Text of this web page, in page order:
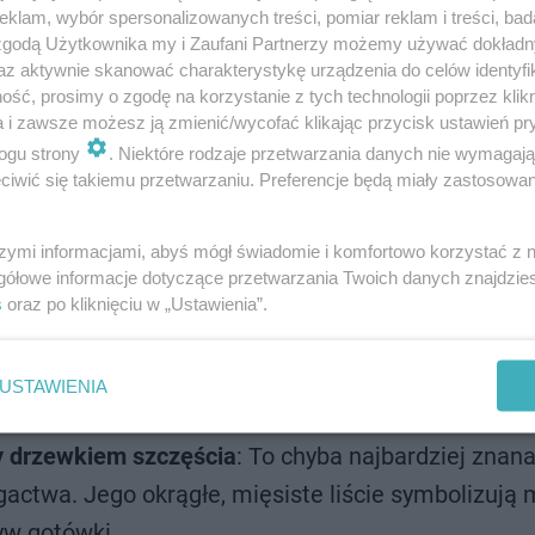
mieszkanie zamieni się w skarbiec. Jednak, zgodnie z
w naszym otoczeniu, tworząc harmonijną atmosferę
możemy świadomie wybierać rośliny, które będą nie
życia. Które rośliny wybrać, aby przyciągnąć
nie wiedząc nawet o tym, iż mogą pełnić rolę
drzewkiem szczęścia: To chyba najbardziej
Jego okrągłe, mięsiste liście symbolizują
wybór spersonalizowanych treści, pomiar reklam i treści,
Użytkownika my i Zaufani Partnerzy możemy używać
aktywnie skanować charakterystykę urządzenia do celów
prosimy o zgodę na korzystanie z tych technologii poprzez
i zawsze możesz ją zmienić/wycofać klikając przycisk ustawień
strony
. Niektóre rodzaje przetwarzania danych nie
się takiemu przetwarzaniu. Preferencje będą miały
informacjami, abyś mógł świadomie i komfortowo korzystać z
informacje dotyczące przetwarzania Twoich danych
oraz po kliknięciu w „Ustawienia”.
USTAWIENIA